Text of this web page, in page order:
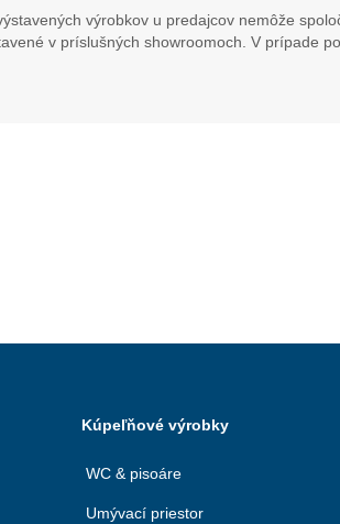
výrobkov u predajcov nemôže
v príslušných showroomoch. V prípade
Kúpeľňové výrobky
WC & pisoáre
Umývací priestor